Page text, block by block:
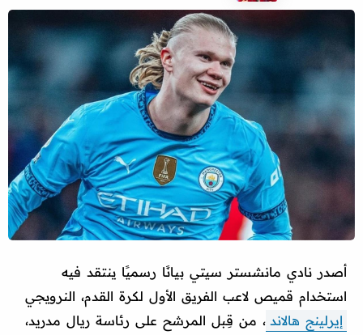
أصدر نادي مانشستر سيتي بيانًا رسميًا ينتقد فيه
استخدام قميص لاعب الفريق الأول لكرة القدم، النرويجي
إيرلينج هالاند ، من قِبل المرشح على رئاسة ريال مدريد،